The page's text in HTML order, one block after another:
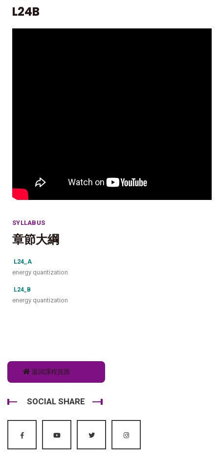
L24B
SYLLABUS
章節大綱
L24_A
energy quantization
L24_B
energy quantization
返回課程頁面
SOCIAL SHARE